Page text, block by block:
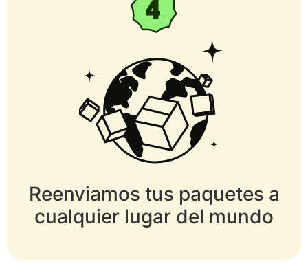
Reenviamos tus paquetes a
cualquier lugar del mundo